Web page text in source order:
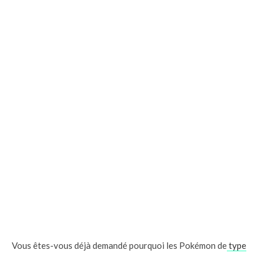
Vous êtes-vous déjà demandé pourquoi les Pokémon detype